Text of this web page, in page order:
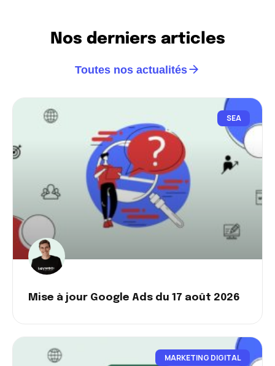
Nos derniers articles
Toutes nos actualités
SEA
Mise à jour Google Ads du 17 août 2026
MARKETING DIGITAL